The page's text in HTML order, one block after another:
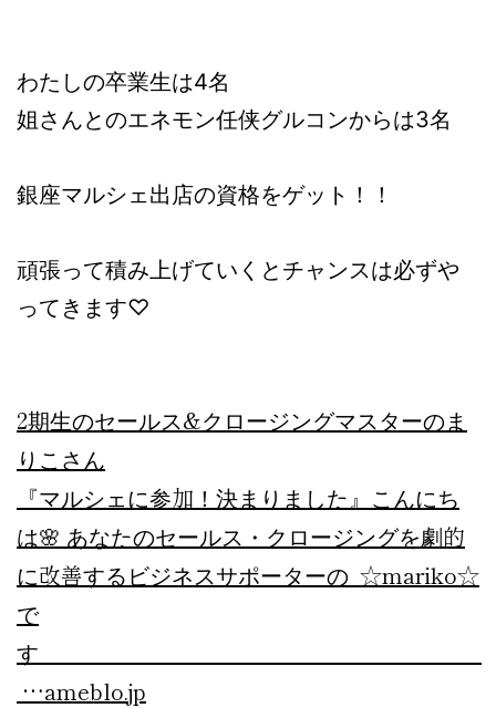
わたしの卒業生は4名
姐さんとのエネモン任侠グルコンからは3名
銀座マルシェ出店の資格をゲット！！
頑張って積み上げていくとチャンスは必ずや
ってきます♡
2期生のセールス&クロージングマスターのま
りこさん
『マルシェに参加！決まりました』 こんにち
は🌸 あなたのセールス・クロージングを劇的
に改善するビジネスサポーターの ☆mariko☆
で
す
…ameblo.jp